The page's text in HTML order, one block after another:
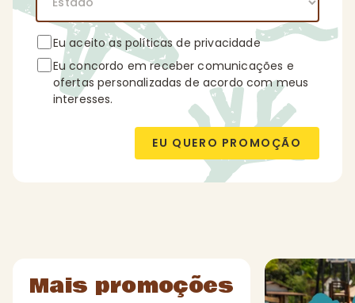
Eu aceito as políticas de privacidade
Eu concordo em receber comunicações e
ofertas personalizadas de acordo com meus
interesses.
EU QUERO PROMOÇÃO
Mais promoções